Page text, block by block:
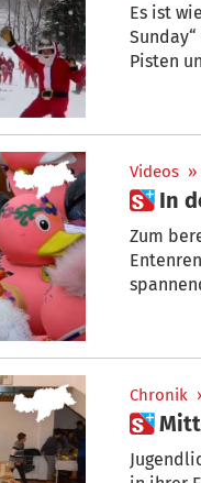
Es ist
Pisten
Videos »

Zum
Chronik
